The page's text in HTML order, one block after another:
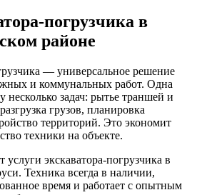
погрузчика в
районе
— универсальное решение
и коммунальных работ. Одна
несколько задач: рытье траншей и
грузов, планировка
территорий. Это экономит
техники на объекте.
услуги экскаватора-погрузчика в
Техника всегда в наличии,
время и работает с опытным